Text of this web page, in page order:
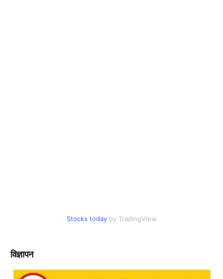
Stocks today by TradingView
विज्ञापन